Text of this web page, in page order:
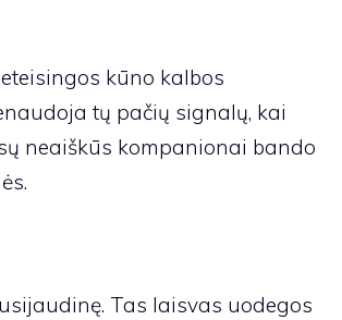
kūno kalbos
tų pačių signalų, kai
neaiškūs kompanionai bando
Tas laisvas uodegos